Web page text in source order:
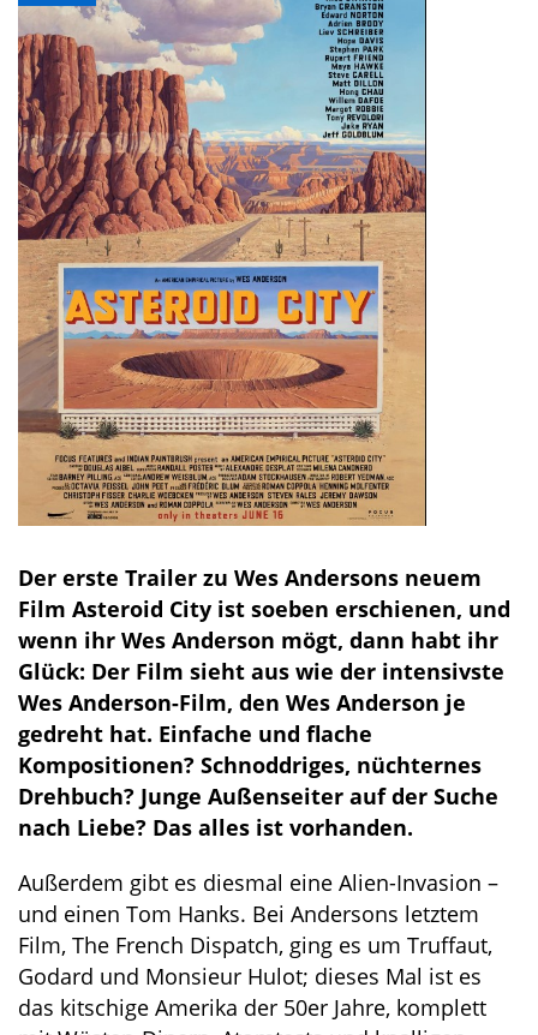
Der erste Trailer zu Wes Andersons neuem
Film Asteroid City ist soeben erschienen, und
wenn ihr Wes Anderson mögt, dann habt ihr
Glück: Der Film sieht aus wie der intensivste
Wes Anderson-Film, den Wes Anderson je
gedreht hat. Einfache und flache
Kompositionen? Schnoddriges, nüchternes
Drehbuch? Junge Außenseiter auf der Suche
nach Liebe? Das alles ist vorhanden.
Außerdem gibt es diesmal eine Alien-Invasion –
und einen Tom Hanks. Bei Andersons letztem
Film, The French Dispatch, ging es um Truffaut,
Godard und Monsieur Hulot; dieses Mal ist es
das kitschige Amerika der 50er Jahre, komplett